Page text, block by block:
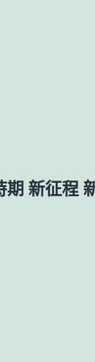
期 新征程